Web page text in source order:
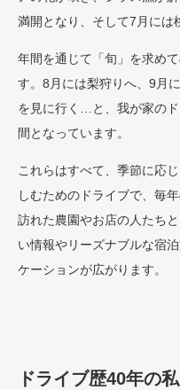
満開となり、そして7月には
年間を通じて「旬」を求め
す。8月には梨狩りへ、9月
を見に行く…と、我が家の
間となっています。
これらはすべて、季節に応
しむためのドライブで、毎
訪れた農園やお店の人たち
い情報やリーズナブルな宿
ケーションが広がります。
ドライブ歴40年の